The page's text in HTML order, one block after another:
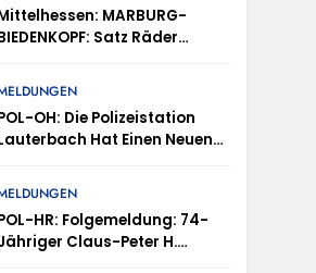
Seitzenhahn –
MARBURG-
Satz Räder
OH: Die Polizeistation
Hat Einen Neuen
Höfer
HR: Folgemeldung: 74-
Claus-Peter H.